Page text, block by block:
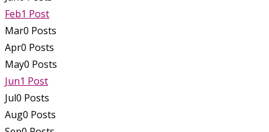
Feb1 Post
Mar0 Posts
Apr0 Posts
May0 Posts
Jun1 Post
Jul0 Posts
Aug0 Posts